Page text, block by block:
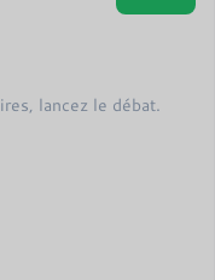
lancez le débat.